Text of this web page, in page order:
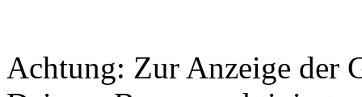
Achtung: Zur Anzeige der